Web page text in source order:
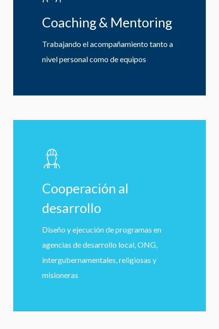
Coaching & Mentoring
Trabajando el acompañamiento tanto a
nivel personal como de equipos
Cooperación al
desarrollo
Diseño y ejecución de programas en
agencias de desarrollo local, ONG,
intergubernamentales, religiosas y
misioneras